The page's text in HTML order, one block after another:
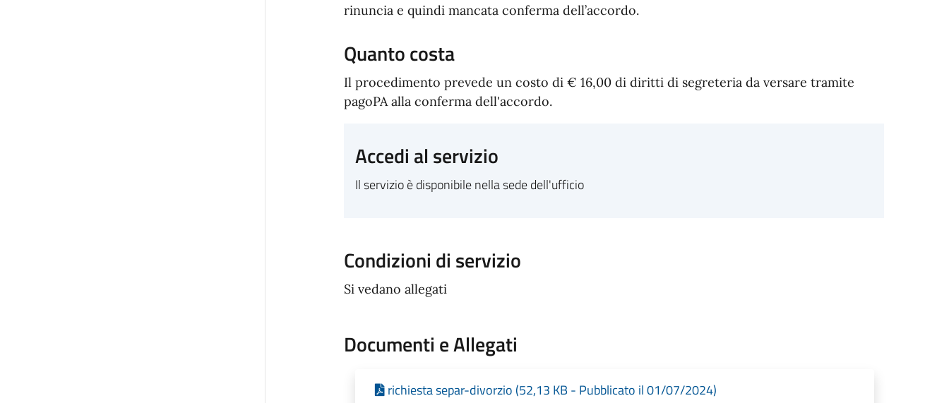
rinuncia e quindi mancata conferma dell’accordo.
Quanto costa
Il procedimento prevede un costo di € 16,00 di diritti di segreteria da versare tramite
pagoPA alla conferma dell'accordo.
Accedi al servizio
Il servizio è disponibile nella sede dell'ufficio
Condizioni di servizio
Si vedano allegati
Documenti e Allegati
richiesta separ-divorzio (52,13 KB - Pubblicato il 01/07/2024)